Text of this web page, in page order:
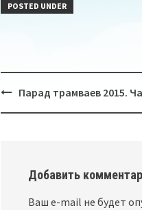
POSTED UNDER
Post
Парад трамваев 2015.
Добавить
Ваш e-mail не будет